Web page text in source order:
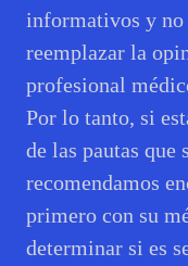
informativos y
reemplazar la
profesional
Por lo tanto, si
de las pautas que
recomendamos
primero con su
determinar si es